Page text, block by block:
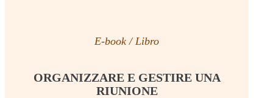
E-book / Libro
ORGANIZZARE E GESTIRE UNA
RIUNIONE